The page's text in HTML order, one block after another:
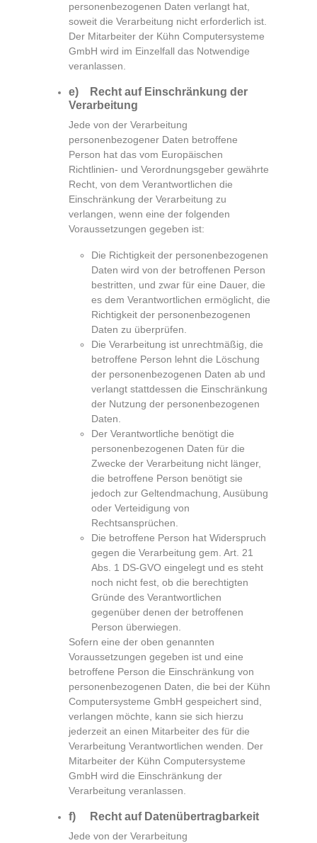
personenbezogenen Daten verlangt hat,
soweit die Verarbeitung nicht erforderlich ist.
Der Mitarbeiter der Kühn Computersysteme
GmbH wird im Einzelfall das Notwendige
veranlassen.
e) Recht auf Einschränkung der
Verarbeitung
Jede von der Verarbeitung
personenbezogener Daten betroffene
Person hat das vom Europäischen
Richtlinien- und Verordnungsgeber gewährte
Recht, von dem Verantwortlichen die
Einschränkung der Verarbeitung zu
verlangen, wenn eine der folgenden
Voraussetzungen gegeben ist:
Die Richtigkeit der personenbezogenen
Daten wird von der betroffenen Person
bestritten, und zwar für eine Dauer, die
es dem Verantwortlichen ermöglicht, die
Richtigkeit der personenbezogenen
Daten zu überprüfen.
Die Verarbeitung ist unrechtmäßig, die
betroffene Person lehnt die Löschung
der personenbezogenen Daten ab und
verlangt stattdessen die Einschränkung
der Nutzung der personenbezogenen
Daten.
Der Verantwortliche benötigt die
personenbezogenen Daten für die
Zwecke der Verarbeitung nicht länger,
die betroffene Person benötigt sie
jedoch zur Geltendmachung, Ausübung
oder Verteidigung von
Rechtsansprüchen.
Die betroffene Person hat Widerspruch
gegen die Verarbeitung gem. Art. 21
Abs. 1 DS-GVO eingelegt und es steht
noch nicht fest, ob die berechtigten
Gründe des Verantwortlichen
gegenüber denen der betroffenen
Person überwiegen.
Sofern eine der oben genannten
Voraussetzungen gegeben ist und eine
betroffene Person die Einschränkung von
personenbezogenen Daten, die bei der Kühn
Computersysteme GmbH gespeichert sind,
verlangen möchte, kann sie sich hierzu
jederzeit an einen Mitarbeiter des für die
Verarbeitung Verantwortlichen wenden. Der
Mitarbeiter der Kühn Computersysteme
GmbH wird die Einschränkung der
Verarbeitung veranlassen.
f) Recht auf Datenübertragbarkeit
Jede von der Verarbeitung